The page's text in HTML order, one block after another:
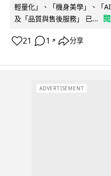
輕量化」、「機身美學」、「
及「品質與售後服務」 已...
21 1 ↗ 分享
ADVERTISEMENT